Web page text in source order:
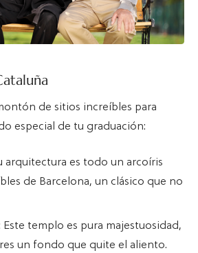
de sitios increíbles para
especial de tu graduación:
arquitectura es todo un arcoíris
de Barcelona, un clásico que no
Este templo es pura majestuosidad,
un fondo que quite el aliento.